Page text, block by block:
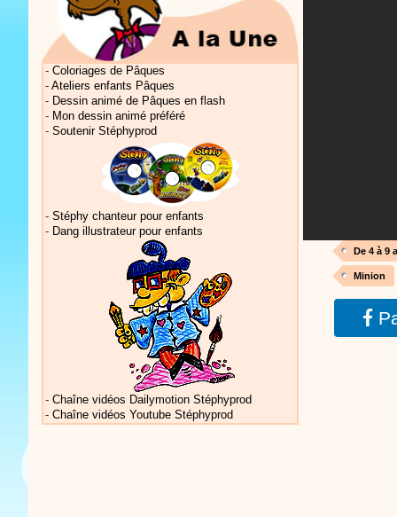
Actualités
De 4 à 9
Minion
- Coloriages de Pâques
- Ateliers enfants Pâques
- Dessin animé de Pâques en flash
- Mon dessin animé préféré
- Soutenir Stéphyprod
- Stéphy chanteur pour enfants
- Dang illustrateur pour enfants
- Chaîne vidéos Dailymotion Stéphyprod
- Chaîne vidéos Youtube Stéphyprod